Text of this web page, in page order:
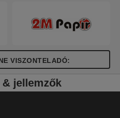
VISZONTELADÓ:
& jellemzők